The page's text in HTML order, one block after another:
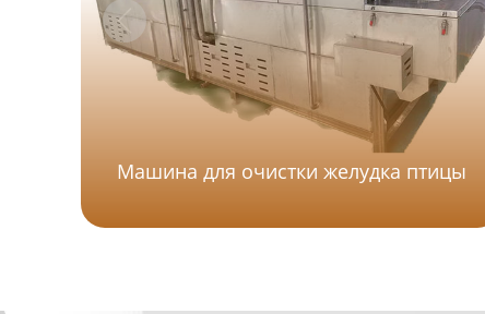
Машина для очистки желудка птицы